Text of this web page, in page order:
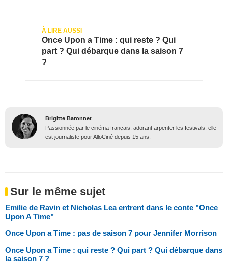
Once Upon a Time : qui reste ? Qui
part ? Qui débarque dans la saison 7
?
Brigitte Baronnet
Passionnée par le cinéma français, adorant arpenter les festivals, elle
est journaliste pour AlloCiné depuis 15 ans.
Sur le même sujet
Emilie de Ravin et Nicholas Lea entrent dans le conte "Once
Upon A Time"
Once Upon a Time : pas de saison 7 pour Jennifer Morrison
Once Upon a Time : qui reste ? Qui part ? Qui débarque dans
la saison 7 ?